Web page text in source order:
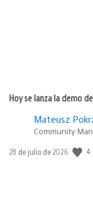
Hoy se lanza la demo
Mateusz
Community
Fecha
28 de julio de 2026 4